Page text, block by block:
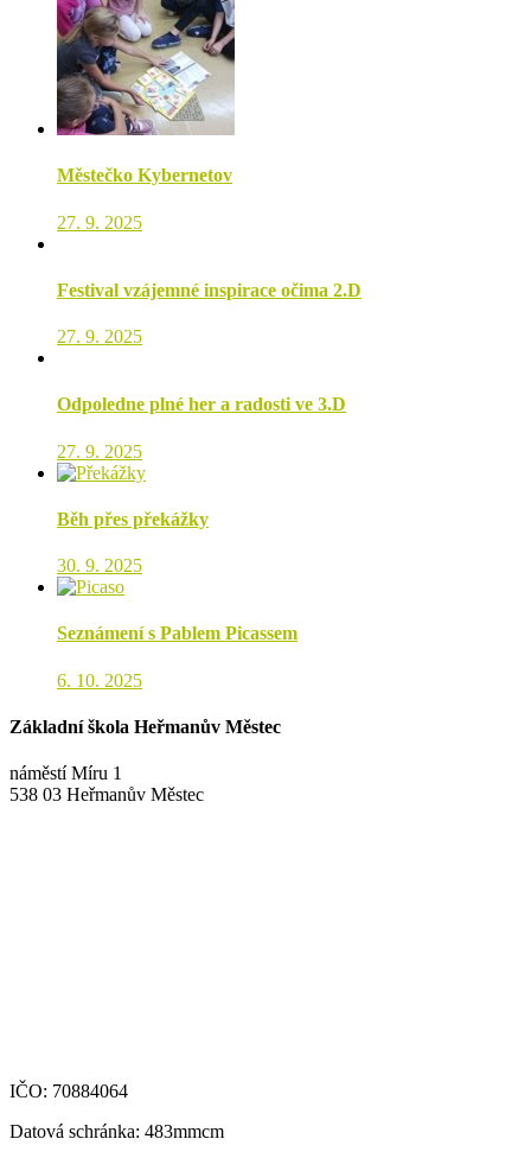
Městečko Kybernetov
27. 9. 2025
Festival vzájemné inspirace očima 2.D
27. 9. 2025
Odpoledne plné her a radosti ve 3.D
27. 9. 2025
Běh přes překážky
30. 9. 2025
Seznámení s Pablem Picassem
6. 10. 2025
Základní škola Heřmanův Městec
náměstí Míru 1
538 03 Heřmanův Městec
IČO: 70884064
Datová schránka: 483mmcm